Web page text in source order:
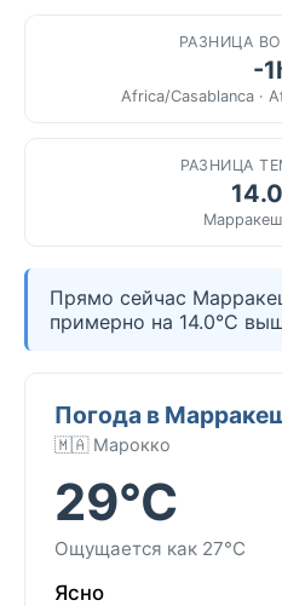
РАЗНИЦА
-
Africa/Casablanca ·
РАЗНИЦА
Прямо сейчас
примерно на 14.0°C
Погода в
🇲🇦 Марокко
29°C
Ощущается как 27°C
Ясно